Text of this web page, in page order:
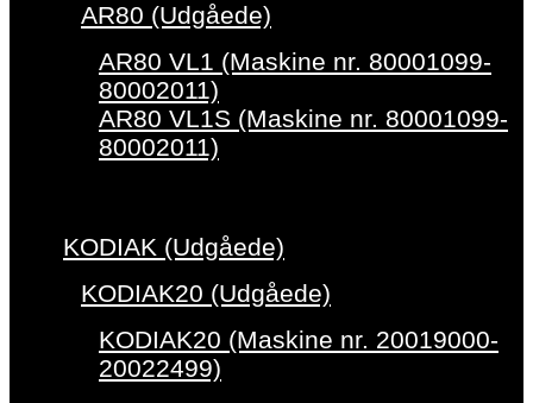
AR80 (Udgåede)
AR80 VL1 (Maskine nr. 80001099-
80002011)
AR80 VL1S (Maskine nr. 80001099-
80002011)
KODIAK (Udgåede)
KODIAK20 (Udgåede)
KODIAK20 (Maskine nr. 20019000-
20022499)